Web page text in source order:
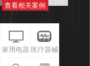
查看相关案例
家用电器 医疗器械